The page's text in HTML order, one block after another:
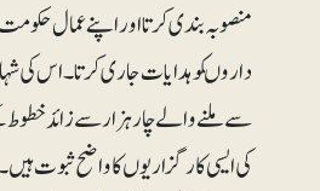
منصوبہ بندی کرتا اور اپنے عمال
داروںکو ہدایات جاری کرتا۔ اس
سے ملنے والے چار ہزار سے زائد
کی ایسی کارگزاریوں کا واضح ثبوت